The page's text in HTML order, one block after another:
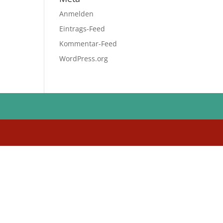
Anmelden
Eintrags-Feed
Kommentar-Feed
WordPress.org